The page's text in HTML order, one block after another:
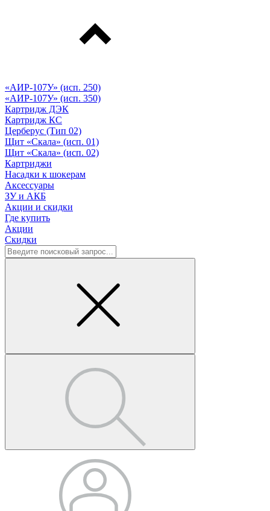
«АИР-107У» (исп. 250)
«АИР-107У» (исп. 350)
Картридж ДЭК
Картридж КС
Церберус (Тип 02)
Щит «Скала» (исп. 01)
Щит «Скала» (исп. 02)
Картриджи
Насадки к шокерам
Аксессуары
ЗУ и АКБ
Акции и скидки
Где купить
Акции
Скидки